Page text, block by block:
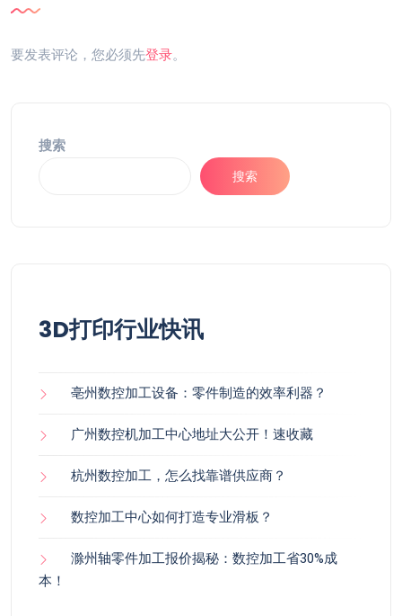
要发表评论，您必须先登录。
搜索
搜索
3D打印行业快讯
亳州数控加工设备：零件制造的效率利器？
广州数控机加工中心地址大公开！速收藏
杭州数控加工，怎么找靠谱供应商？
数控加工中心如何打造专业滑板？
滁州轴零件加工报价揭秘：数控加工省30%成
本！